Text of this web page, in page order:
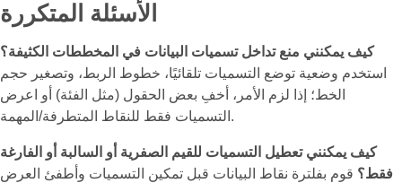
الأسئلة المتكررة
كيف يمكنني منع تداخل تسميات البيانات في المخططات الكثيفة؟
استخدم وضعية توضع التسميات تلقائيًا، خطوط الربط، وتصغير حجم
الخط؛ إذا لزم الأمر، أخفِ بعض الحقول (مثل الفئة) أو اعرض
التسميات فقط للنقاط المتطرفة/المهمة.
كيف يمكنني تعطيل التسميات للقيم الصفرية أو السالبة أو الفارغة
فقط؟ قوم بفلترة نقاط البيانات قبل تمكين التسميات وأطفئ العرض